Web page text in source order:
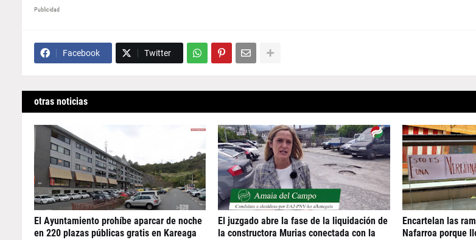
Publicidad
Facebook Twitter
otras noticias
El Ayuntamiento prohíbe aparcar de noche
en 220 plazas públicas gratis en Kareaga
El juzgado abre la fase de la liquidación de
la constructora Murias conectada con la
Encartelan las
Nafarroa porque